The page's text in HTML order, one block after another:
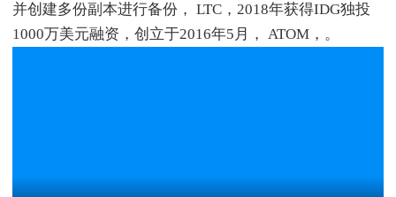
并创建多份副本进行备份， LTC，2018年获得IDG独投
1000万美元融资，创立于2016年5月， ATOM，。